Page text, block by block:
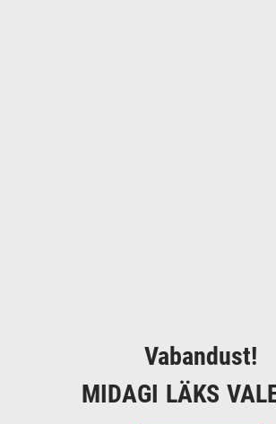
Vabandust!
MIDAGI LÄKS